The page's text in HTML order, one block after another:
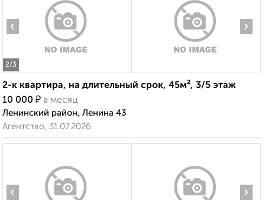
2/3
‹ ›
2-к квартира, на длительный срок, 45м², 3/5 этаж
10 000 ₽ в месяц
Ленинский район, Ленина 43
Агентство, 31.07.2026
‹ ›